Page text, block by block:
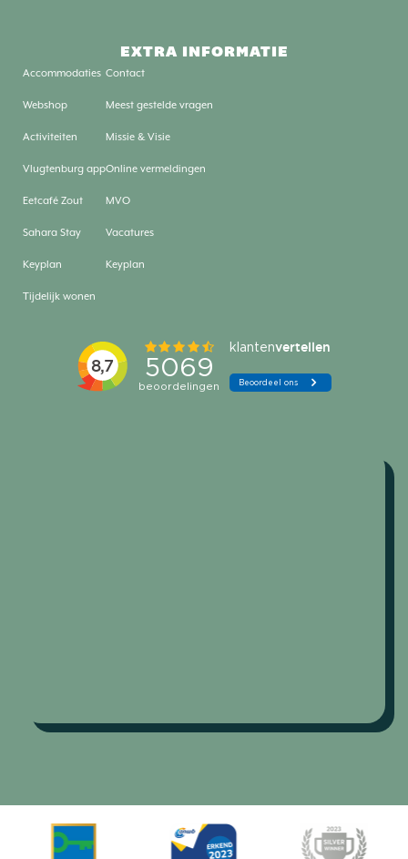
EXTRA INFORMATIE
Accommodaties
Webshop
Activiteiten
Vlugtenburg app
Eetcafé Zout
Sahara Stay
Keyplan
Tijdelijk wonen
Contact
Meest gestelde vragen
Missie & Visie
Online vermeldingen
MVO
Vacatures
Keyplan